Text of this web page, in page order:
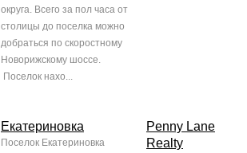
округа. Всего за пол часа от
столицы до поселка можно
добраться по скоростному
Новорижскому шоссе.
Поселок нахо...
Екатериновка
Поселок Екатериновка
Penny Lane
Realty